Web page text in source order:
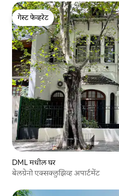
गेस्ट फेव्हरेट
गेस्ट फेव्हरेट
DML मधील घर
बेलग्रेनो एक्सक्लुझिव्ह अपार्टमेंट